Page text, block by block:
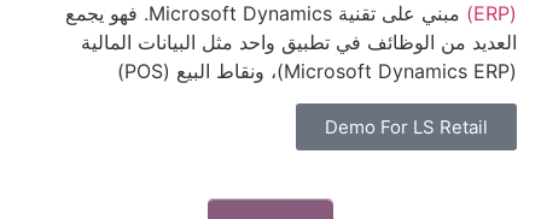
مبني على تقنية Microsoft Dynamics.
فهو يجمع
العديد من الوظائف في تطبيق واحد مثل البيانات المالية
Demo For LS Retail